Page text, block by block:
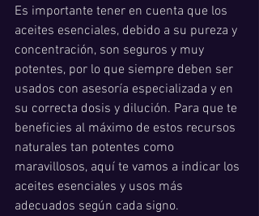
Es importante tener en cuenta que los
aceites esenciales, debido a su pureza y
concentración, son seguros y muy
potentes, por lo que siempre deben ser
usados con asesoría especializada y en
su correcta dosis y dilución. Para que te
beneficies al máximo de estos recursos
naturales tan potentes como
maravillosos, aquí te vamos a indicar los
aceites esenciales y usos más
adecuados según cada signo.